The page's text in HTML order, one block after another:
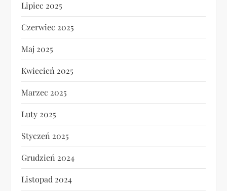
Lipiec 2025
Czerwiec 2025
Maj 2025
Kwiecień 2025
Marzec 2025
Luty 2025
Styczeń 2025
Grudzień 2024
Listopad 2024